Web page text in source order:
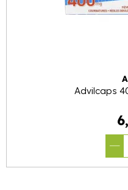
Advilcaps
6,